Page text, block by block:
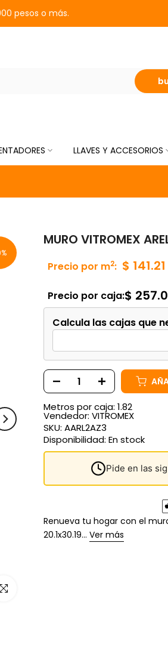
pesos o más.
LLAVES Y ACCESORIOS
clic para ampliar
MURO VITROMEX
Precio por m2: $ 141.21
Precio por caja:$
Calcula las cajas que
Metros por caja: 1.82
Vendedor: VITROMEX
SKU: AARL2AZ3
Disponibilidad: En stock
Pide en las
Renueva tu hogar con el
20.1x30.19... Ver más